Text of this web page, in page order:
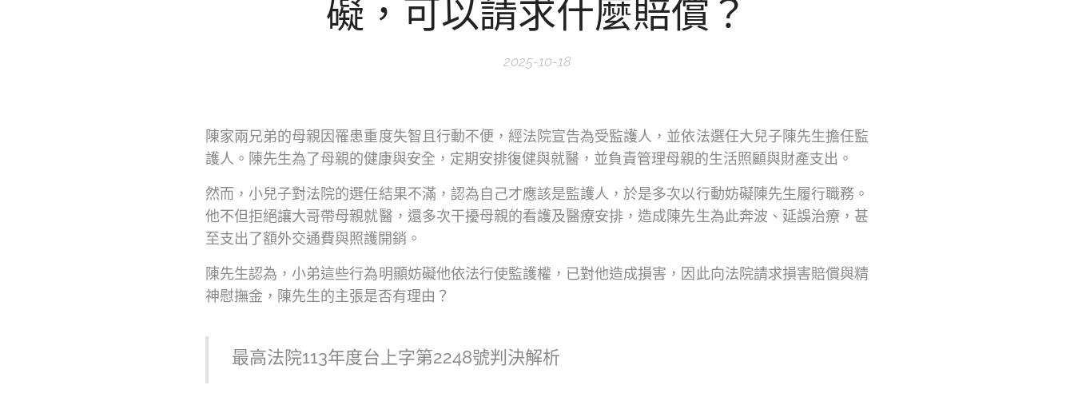
礙，可以請求什麼賠償？
2025-10-18
陳家兩兄弟的母親因罹患重度失智且行動不便，經法院宣告為受監護人，並依法選任大兒子陳先生擔任監
護人。陳先生為了母親的健康與安全，定期安排復健與就醫，並負責管理母親的生活照顧與財產支出。
然而，小兒子對法院的選任結果不滿，認為自己才應該是監護人，於是多次以行動妨礙陳先生履行職務。
他不但拒絕讓大哥帶母親就醫，還多次干擾母親的看護及醫療安排，造成陳先生為此奔波、延誤治療，甚
至支出了額外交通費與照護開銷。
陳先生認為，小弟這些行為明顯妨礙他依法行使監護權，已對他造成損害，因此向法院請求損害賠償與精
神慰撫金，陳先生的主張是否有理由？
最高法院113年度台上字第2248號判決解析